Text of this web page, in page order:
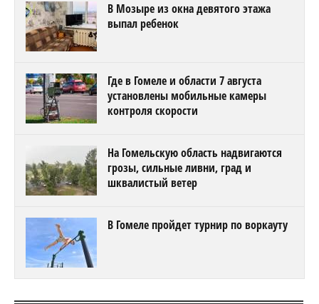
В Мозыре из окна девятого этажа
выпал ребенок
Где в Гомеле и области 7 августа
установлены мобильные камеры
контроля скорости
На Гомельскую область надвигаются
грозы, сильные ливни, град и
шквалистый ветер
В Гомеле пройдет турнир по воркауту